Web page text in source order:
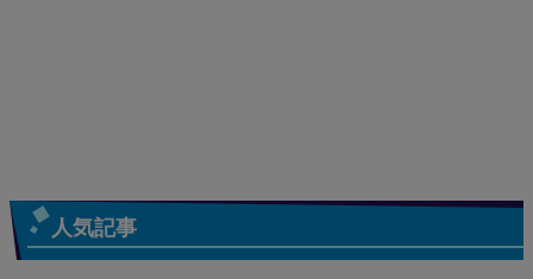
人気記事